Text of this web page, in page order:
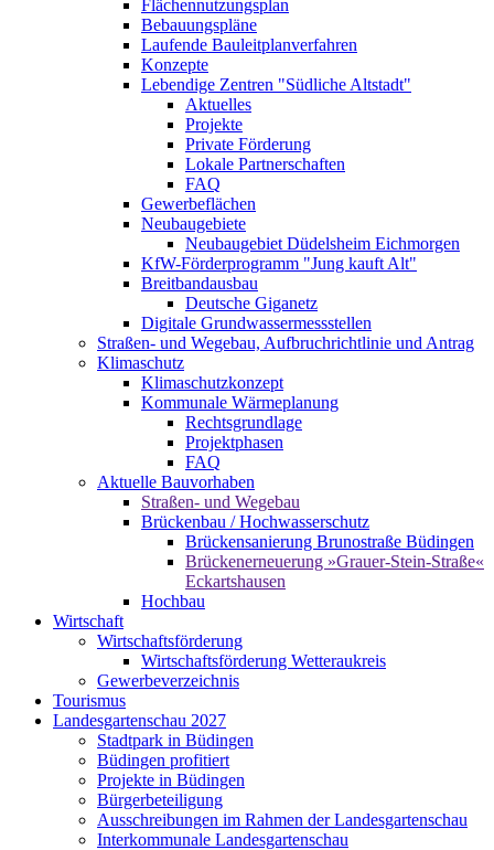
Flächennutzungsplan
Bebauungspläne
Laufende Bauleitplanverfahren
Konzepte
Lebendige Zentren "Südliche Altstadt"
Aktuelles
Projekte
Private Förderung
Lokale Partnerschaften
FAQ
Gewerbeflächen
Neubaugebiete
Neubaugebiet Düdelsheim Eichmorgen
KfW-Förderprogramm "Jung kauft Alt"
Breitbandausbau
Deutsche Giganetz
Digitale Grundwassermessstellen
Straßen- und Wegebau, Aufbruchrichtlinie und Antrag
Klimaschutz
Klimaschutzkonzept
Kommunale Wärmeplanung
Rechtsgrundlage
Projektphasen
FAQ
Aktuelle Bauvorhaben
Straßen- und Wegebau
Brückenbau / Hochwasserschutz
Brückensanierung Brunostraße Büdingen
Brückenerneuerung »Grauer-Stein-Straße«
Eckartshausen
Hochbau
Wirtschaft
Wirtschaftsförderung
Wirtschaftsförderung Wetteraukreis
Gewerbeverzeichnis
Tourismus
Landesgartenschau 2027
Stadtpark in Büdingen
Büdingen profitiert
Projekte in Büdingen
Bürgerbeteiligung
Ausschreibungen im Rahmen der Landesgartenschau
Interkommunale Landesgartenschau